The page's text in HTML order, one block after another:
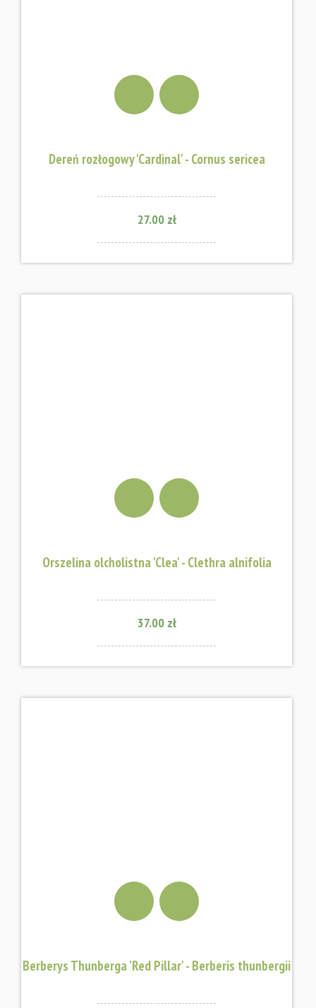
Dereń rozłogowy 'Cardinal' - Cornus sericea
27.00 zł
Orszelina olcholistna 'Clea' - Clethra alnifolia
37.00 zł
Berberys Thunberga 'Red Pillar' - Berberis thunbergii